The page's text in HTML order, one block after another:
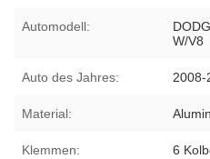
Automodell:
W/V8
Auto des Jahres: 2008-
Material:
Klemmen: 6